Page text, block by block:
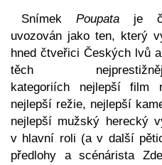
Snímek Poupata je
uvozován jako ten, který
hned čtveřici Českých lvů
těch
kategoriích nejlepší film
nejlepší režie, nejlepší
nejlepší mužský herecký
v hlavní roli (a v další
předlohy a scénárista